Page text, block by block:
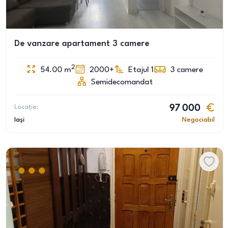
De vanzare apartament 3 camere
54.00 m2 2000+ Etajul 1 3 camere
Semidecomandat
Locație:
Iași
97 000
Negociabil